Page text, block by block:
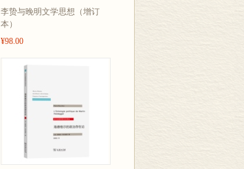
李贽与晚明文学思想（增订
本）
¥98.00